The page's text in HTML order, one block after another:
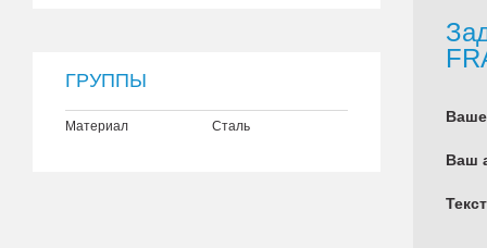
ГРУППЫ
Материал Сталь
Ваш